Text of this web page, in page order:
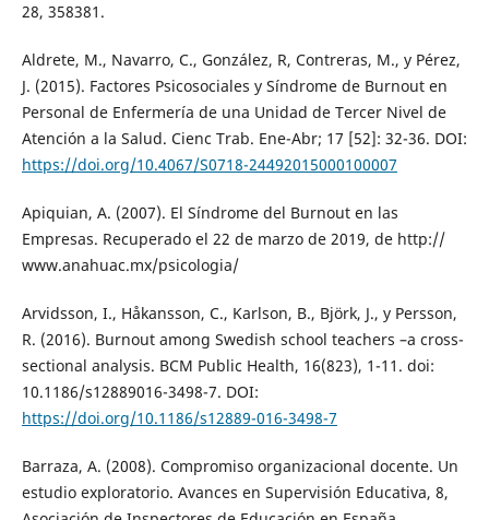
28, 358381.
Aldrete, M., Navarro, C., González, R, Contreras, M., y Pérez,
J. (2015). Factores Psicosociales y Síndrome de Burnout en
Personal de Enfermería de una Unidad de Tercer Nivel de
Atención a la Salud. Cienc Trab. Ene-Abr; 17 [52]: 32-36. DOI:
https://doi.org/10.4067/S0718-24492015000100007
Apiquian, A. (2007). El Síndrome del Burnout en las
Empresas. Recuperado el 22 de marzo de 2019, de http://
www.anahuac.mx/psicologia/
Arvidsson, I., Håkansson, C., Karlson, B., Björk, J., y Persson,
R. (2016). Burnout among Swedish school teachers –a cross-
sectional analysis. BCM Public Health, 16(823), 1-11. doi:
10.1186/s12889016-3498-7. DOI:
https://doi.org/10.1186/s12889-016-3498-7
Barraza, A. (2008). Compromiso organizacional docente. Un
estudio exploratorio. Avances en Supervisión Educativa, 8,